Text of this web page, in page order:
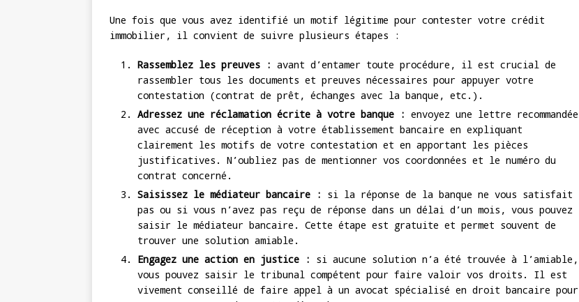
Une fois que vous avez identifié un motif légitime pour contester votre crédit
immobilier, il convient de suivre plusieurs étapes :
Rassemblez les preuves : avant d’entamer toute procédure, il est crucial de
rassembler tous les documents et preuves nécessaires pour appuyer votre
contestation (contrat de prêt, échanges avec la banque, etc.).
Adressez une réclamation écrite à votre banque : envoyez une lettre recommandée
avec accusé de réception à votre établissement bancaire en expliquant
clairement les motifs de votre contestation et en apportant les pièces
justificatives. N’oubliez pas de mentionner vos coordonnées et le numéro du
contrat concerné.
Saisissez le médiateur bancaire : si la réponse de la banque ne vous satisfait
pas ou si vous n’avez pas reçu de réponse dans un délai d’un mois, vous pouvez
saisir le médiateur bancaire. Cette étape est gratuite et permet souvent de
trouver une solution amiable.
Engagez une action en justice : si aucune solution n’a été trouvée à l’amiable,
vous pouvez saisir le tribunal compétent pour faire valoir vos droits. Il est
vivement conseillé de faire appel à un avocat spécialisé en droit bancaire pour